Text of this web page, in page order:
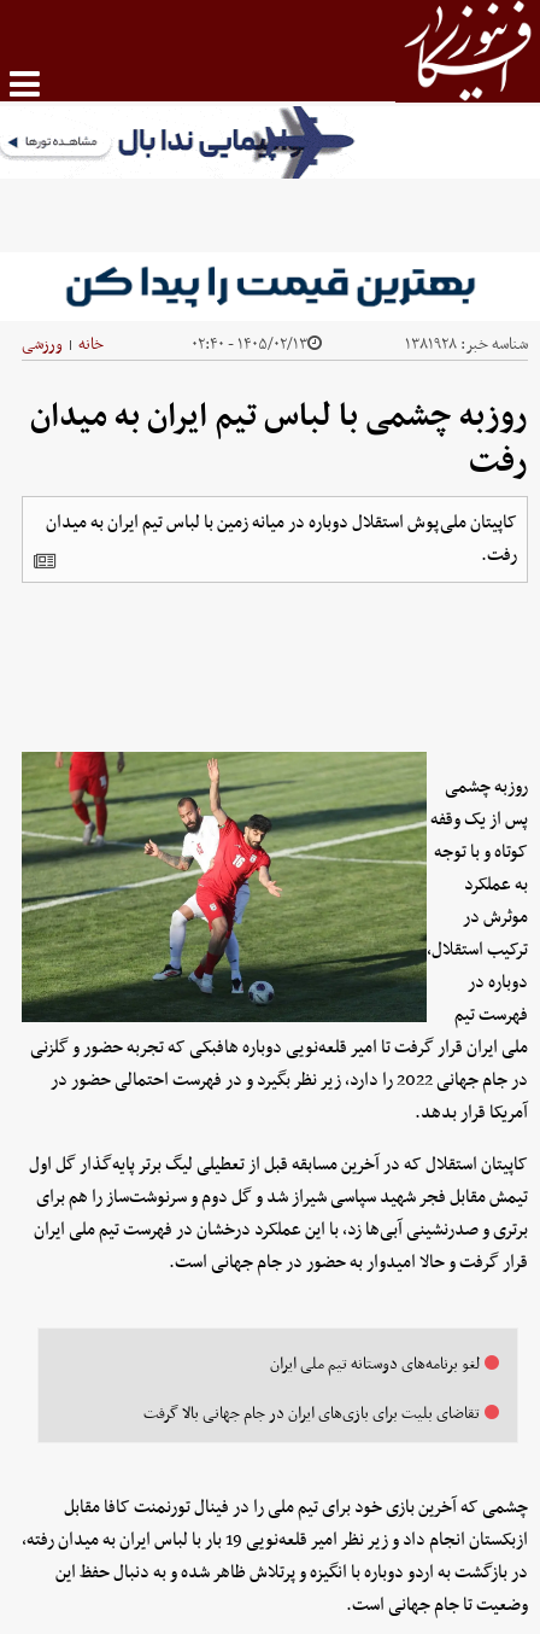
شناسه خبر:۱۳۸۱۹۲۸ ۱۴۰۵/۰۲/۱۳ - ۰۲:۴۰ خانه | ورزشی
روزبه چشمی با لباس تیم ایران به میدان
رفت
کاپیتان ملی‌پوش استقلال دوباره در میانه زمین با لباس تیم ایران به میدان
رفت.
روزبه چشمی
پس از یک وقفه
کوتاه و با توجه
به عملکرد
موثرش در
ترکیب استقلال،
دوباره در
فهرست تیم
ملی ایران قرار گرفت تا امیر قلعه‌نویی دوباره هافبکی که تجربه حضور و گلزنی
در جام جهانی 2022 را دارد، زیر نظر بگیرد و در فهرست احتمالی حضور در
آمریکا قرار بدهد.
کاپیتان استقلال که در آخرین مسابقه قبل از تعطیلی لیگ برتر پایه‌گذار گل اول
تیمش مقابل فجر شهید سپاسی شیراز شد و گل دوم و سرنوشت‌ساز را هم برای
برتری و صدرنشینی آبی‌ها زد، با این عملکرد درخشان در فهرست تیم ملی ایران
قرار گرفت و حالا امیدوار به حضور در جام جهانی است.
لغو برنامه‌های دوستانه تیم ملی ایران
تقاضای بلیت برای بازی‌های ایران در جام جهانی بالا گرفت
چشمی که آخرین بازی خود برای تیم ملی را در فینال تورنمنت کافا مقابل
ازبکستان انجام داد و زیر نظر امیر قلعه‌نویی 19 بار با لباس ایران به میدان رفته،
در بازگشت به اردو دوباره با انگیزه و پرتلاش ظاهر شده و به دنبال حفظ این
وضعیت تا جام جهانی است.